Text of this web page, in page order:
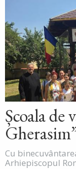
Școala de
Cu
Arhiepiscopul